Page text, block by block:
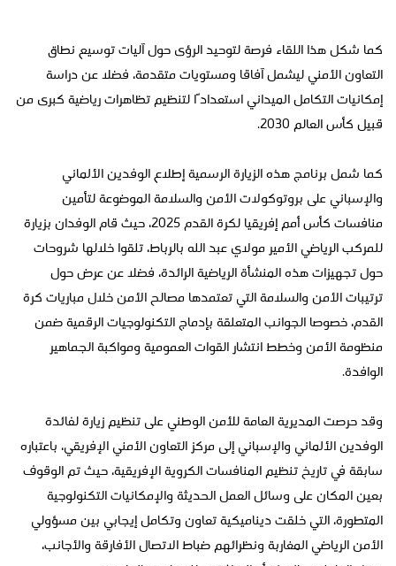
كما شكل هذا اللقاء فرصة لتوحيد الرؤى حول آليات توسيع نطاق
التعاون الأمني ليشمل آفاقا ومستويات متقدمة، فضلا عن دراسة
إمكانيات التكامل الميداني استعدادًا لتنظيم تظاهرات رياضية كبرى من
قبيل كأس العالم 2030.
كما شمل برنامج هذه الزيارة الرسمية إطلاع الوفدين الألماني
والإسباني على بروتوكولات الأمن والسلامة الموضوعة لتأمين
منافسات كأس أمم إفريقيا لكرة القدم 2025، حيث قام الوفدان بزيارة
للمركب الرياضي الأمير مولاي عبد الله بالرباط، تلقوا خلالها شروحات
حول تجهيزات هذه المنشأة الرياضية الرائدة، فضلا عن عرض حول
ترتيبات الأمن والسلامة التي تعتمدها مصالح الأمن خلال مباريات كرة
القدم، خصوصا الجوانب المتعلقة بإدماج التكنولوجيات الرقمية ضمن
منظومة الأمن وخطط انتشار القوات العمومية ومواكبة الجماهير
الوافدة.
وقد حرصت المديرية العامة للأمن الوطني على تنظيم زيارة لفائدة
الوفدين الألماني والإسباني إلى مركز التعاون الأمني الإفريقي، باعتباره
سابقة في تاريخ تنظيم المنافسات الكروية الإفريقية، حيث تم الوقوف
بعين المكان على وسائل العمل الحديثة والإمكانيات التكنولوجية
المتطورة، التي خلقت ديناميكية تعاون وتكامل إيجابي بين مسؤولي
الأمن الرياضي المغاربة ونظرائهم ضباط الاتصال الأفارقة والأجانب،